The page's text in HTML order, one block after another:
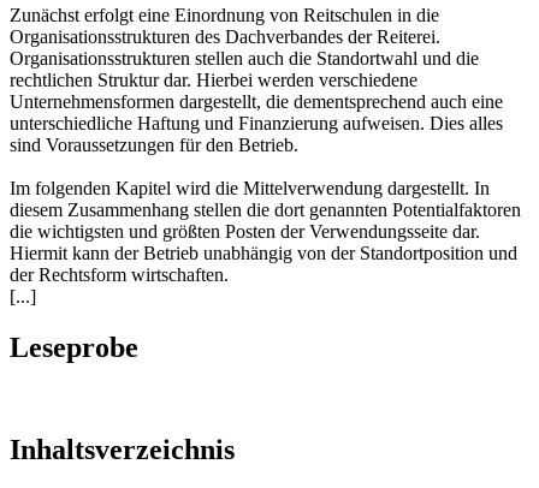
Zunächst erfolgt eine Einordnung von Reitschulen in die
Organisationsstrukturen des Dachverbandes der Reiterei.
Organisationsstrukturen stellen auch die Standortwahl und die
rechtlichen Struktur dar. Hierbei werden verschiedene
Unternehmensformen dargestellt, die dementsprechend auch eine
unterschiedliche Haftung und Finanzierung aufweisen. Dies alles
sind Voraussetzungen für den Betrieb.
Im folgenden Kapitel wird die Mittelverwendung dargestellt. In
diesem Zusammenhang stellen die dort genannten Potentialfaktoren
die wichtigsten und größten Posten der Verwendungsseite dar.
Hiermit kann der Betrieb unabhängig von der Standortposition und
der Rechtsform wirtschaften.
[...]
Leseprobe
Inhaltsverzeichnis